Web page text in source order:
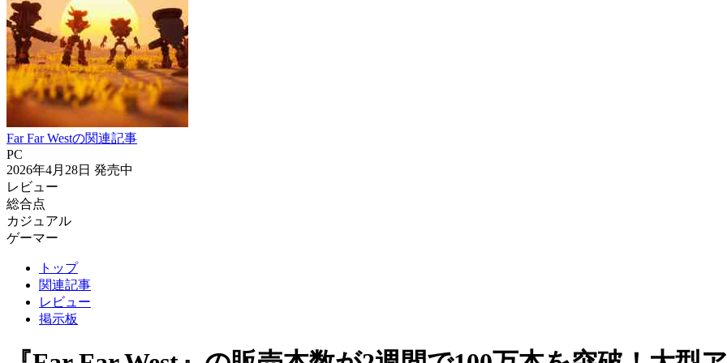
Far Far Westの関連記事
PC
2026年4月28日 発売中
レビュー
総合点
カジュアル
ゲーマー
トップ
関連記事
レビュー
掲示板